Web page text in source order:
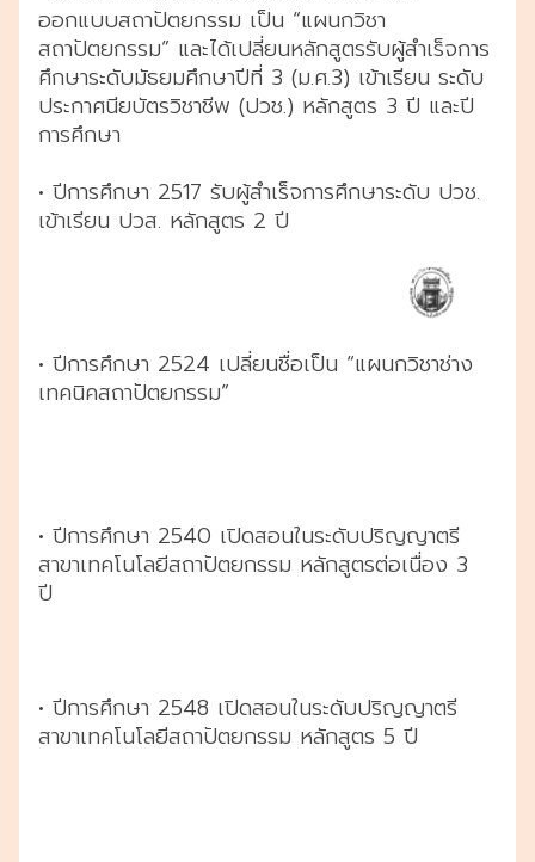
ออกแบบสถาปัตยกรรม เป็น “แผนกวิชา
สถาปัตยกรรม” และได้เปลี่ยนหลักสูตรรับผู้สำเร็จการ
ศึกษาระดับมัธยมศึกษาปีที่ 3 (ม.ศ.3) เข้าเรียน ระดับ
ประกาศนียบัตรวิชาชีพ (ปวช.) หลักสูตร 3 ปี และปี
การศึกษา
• ปีการศึกษา 2517 รับผู้สำเร็จการศึกษาระดับ ปวช.
เข้าเรียน ปวส. หลักสูตร 2 ปี ​
• ปีการศึกษา 2524 เปลี่ยนชื่อเป็น “แผนกวิชาช่าง
เทคนิคสถาปัตยกรรม”
• ปีการศึกษา 2540 เปิดสอนในระดับปริญญาตรี
สาขาเทคโนโลยีสถาปัตยกรรม หลักสูตรต่อเนื่อง 3
ปี
• ปีการศึกษา 2548 เปิดสอนในระดับปริญญาตรี
สาขาเทคโนโลยีสถาปัตยกรรม หลักสูตร 5 ปี